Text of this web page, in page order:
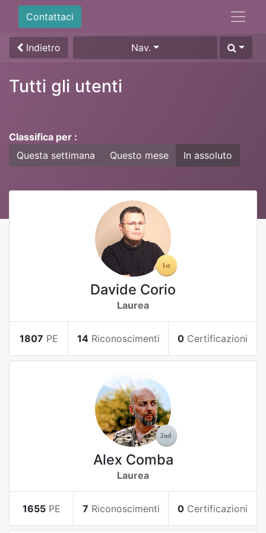
Contattaci
Indietro Nav.
Tutti gli utenti
Classifica per :
Questa settimana
Questo mese In assoluto
Davide Corio
Laurea
1807 PE 14 Riconoscimenti 0 Certificazioni
Alex Comba
Laurea
1655 PE 7 Riconoscimenti 0 Certificazioni